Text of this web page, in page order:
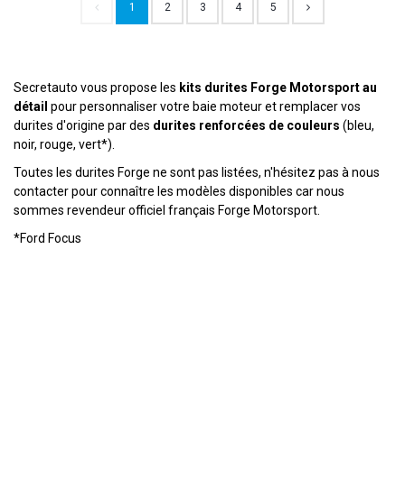
1 2 3 4 5
Secretauto vous propose les kits durites Forge Motorsport au
détail pour personnaliser votre baie moteur et remplacer vos
durites d'origine par des durites renforcées de couleurs (bleu,
noir, rouge, vert*).
Toutes les durites Forge ne sont pas listées, n'hésitez pas à nous
contacter pour connaître les modèles disponibles car nous
sommes revendeur officiel français Forge Motorsport.
*Ford Focus